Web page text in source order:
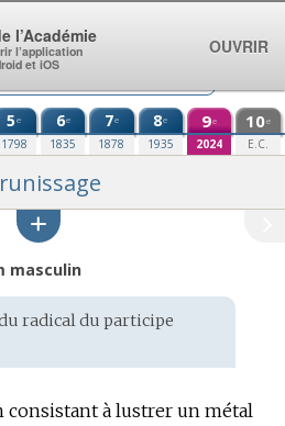
5e
1798
6e
1835
7e
1878
8e
1935
9e
2024
10e
E.C.
masculin
radical du participe
consistant à lustrer un métal
l’Académie
l’application
et iOS
OUVRIR